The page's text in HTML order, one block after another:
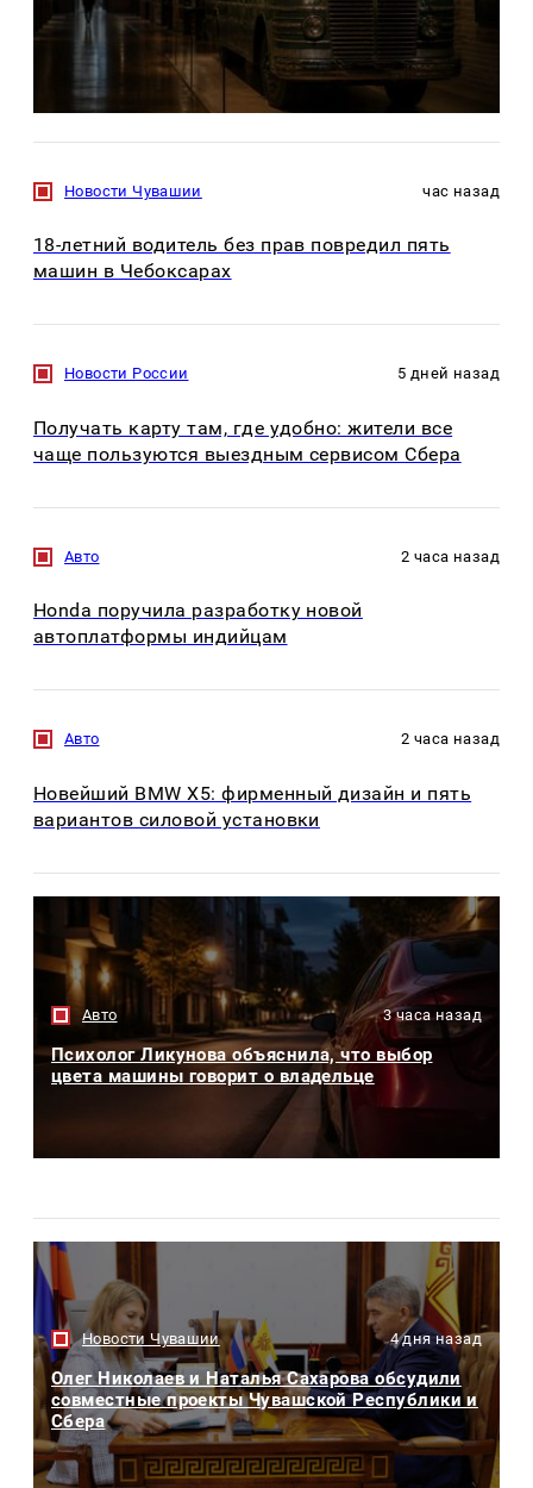
Новости Чувашии час назад
18-летний водитель без прав повредил пять
машин в Чебоксарах
Новости России 5 дней назад
Получать карту там, где удобно: жители все
чаще пользуются выездным сервисом Сбера
Авто 2 часа назад
Honda поручила разработку новой
автоплатформы индийцам
Авто 2 часа назад
Новейший BMW X5: фирменный дизайн и пять
вариантов силовой установки
Авто 3 часа назад
Психолог Ликунова объяснила, что выбор
цвета машины говорит о владельце
Новости Чувашии 4 дня назад
Олег Николаев и Наталья Сахарова обсудили
совместные проекты Чувашской Республики и
Сбера